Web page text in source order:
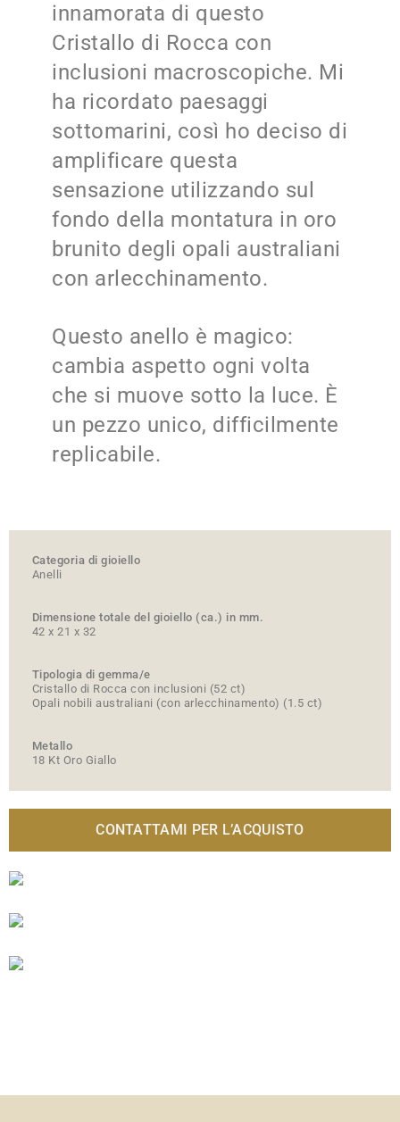
innamorata di questo
Cristallo di Rocca con
inclusioni macroscopiche. Mi
ha ricordato paesaggi
sottomarini, così ho deciso di
amplificare questa
sensazione utilizzando sul
fondo della montatura in oro
brunito degli opali australiani
con arlecchinamento.
Questo anello è magico:
cambia aspetto ogni volta
che si muove sotto la luce. È
un pezzo unico, difficilmente
replicabile.
Categoria di gioiello
Anelli
Dimensione totale del gioiello (ca.) in mm.
42 x 21 x 32
Tipologia di gemma/e
Cristallo di Rocca con inclusioni (52 ct)
Opali nobili australiani (con arlecchinamento) (1.5 ct)
Metallo
18 Kt Oro Giallo
CONTATTAMI PER L’ACQUISTO